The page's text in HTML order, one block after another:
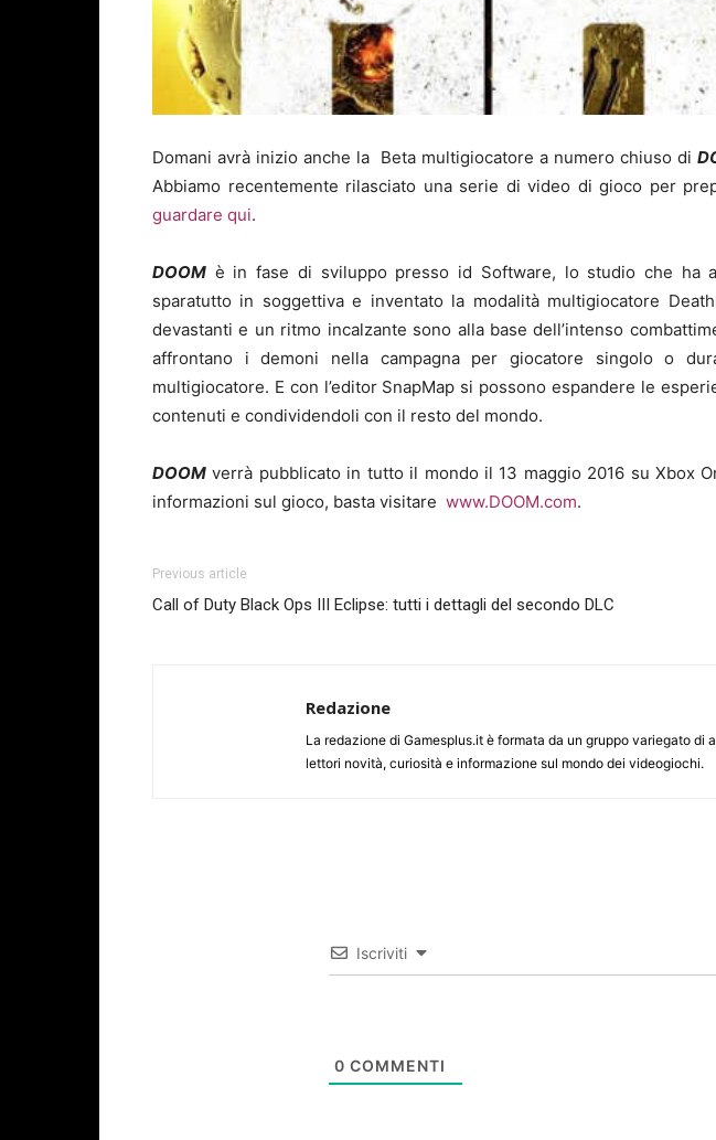
Domani avrà inizio anche la Betamultigiocatore a numero chiuso di
Abbiamo recentemente rilasciato una serie di video di gioco per
guardare qui.
DOOM è in fase di sviluppo presso id Software, lo studio che ha
sparatutto in soggettiva e inventato la modalità multigiocatore
devastanti e un ritmo incalzante sono alla base dell’intenso
affrontano i demoni nella campagna per giocatore singolo o
multigiocatore. E con l’editor SnapMap si possono espandere le
contenuti e condividendoli con il resto del mondo.
DOOM verrà pubblicato in tutto il mondo il 13 maggio 2016 su Xbox
informazioni sul gioco, basta visitare www.DOOM.com.
Previous article
Call of Duty Black Ops III Eclipse: tutti i dettagli del secondo DLC
Redazione
La redazione di Gamesplus.it è formata da un gruppo variegato
lettori novità, curiosità e informazione sul mondo dei videogiochi.
Iscriviti
0 COMMENTI